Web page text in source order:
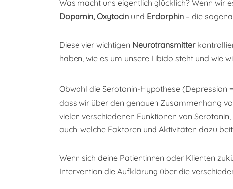
Was macht uns eigentlich glücklich? Wenn wir
Dopamin, Oxytocin und Endorphin – die
Diese vier wichtigen Neurotransmitter
haben, wie es um unsere Libido steht und wie
Obwohl die Serotonin-Hypothese (Depression
dass wir über den genauen Zusammenhang
vielen verschiedenen Funktionen von
auch, welche Faktoren und Aktivitäten dazu
Wenn sich deine Patientinnen oder Klienten
Intervention die Aufklärung über die